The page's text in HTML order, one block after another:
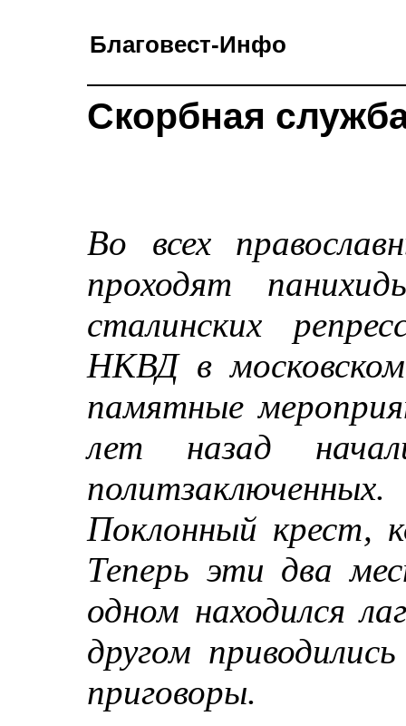
Благовест-Инфо
Скорбная
Во всех
проходят
сталинских
НКВД в
памятные
лет назад
Поклонный крест,
Теперь эти два
одном находился
другом
приговоры.